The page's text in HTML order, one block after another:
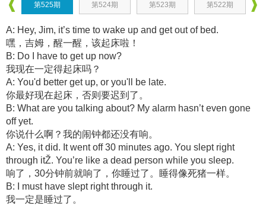
第525期 第524期 第523期 第522期
A: Hey, Jim, it’s time to wake up and get out of bed.
嘿，吉姆，醒一醒，该起床啦！
B: Do I have to get up now?
我现在一定得起床吗？
A: You'd better get up, or you'll be late.
你最好现在起床，否则要迟到了。
B: What are you talking about? My alarm hasn’t even gone
off yet.
你说什么啊？我的闹钟都还没有响。
A: Yes, it did. It went off 30 minutes ago. You slept right
through itŽ. You’re like a dead person while you sleep.
响了，30分钟前就响了，你睡过了。睡得像死猪一样。
B: I must have slept right through it.
我一定是睡过了。